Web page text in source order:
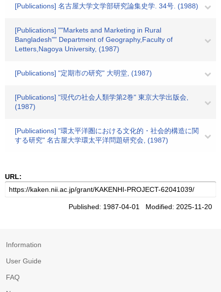
[Publications] 名古屋大学文学部研究論集史学. 34号. (1988)
[Publications] ""Markets and Marketing in Rural
Bangladesh"" Department of Geography,Faculty of
Letters,Nagoya University, (1987)
[Publications] "定期市の研究" 大明堂, (1987)
[Publications] "現代の社会人類学第2巻" 東京大学出版会,
(1987)
[Publications] "環太平洋圏における文化的・社会的構造に関
する研究" 名古屋大学環太平洋問題研究会, (1987)
URL:
Published: 1987-04-01 Modified: 2025-11-20
Information
User Guide
FAQ